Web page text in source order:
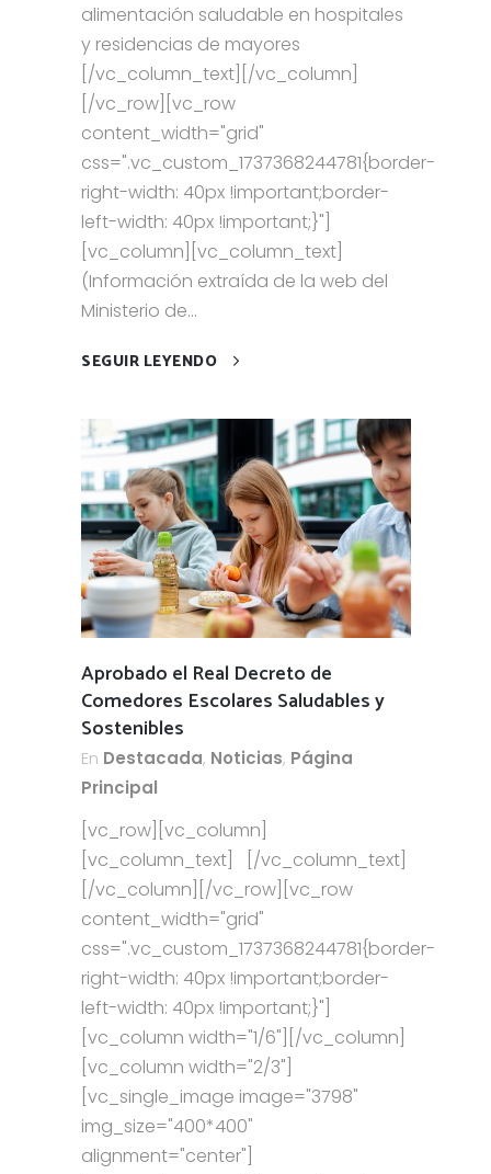
alimentación saludable en hospitales
y residencias de mayores
[/vc_column_text][/vc_column]
[/vc_row][vc_row
content_width="grid"
css=".vc_custom_1737368244781{border-
right-width: 40px !important;border-
left-width: 40px !important;}"]
[vc_column][vc_column_text]
(Información extraída de la web del
Ministerio de...
SEGUIR LEYENDO
Aprobado el Real Decreto de
Comedores Escolares Saludables y
Sostenibles
En Destacada, Noticias, Página
Principal
[vc_row][vc_column]
[vc_column_text] [/vc_column_text]
[/vc_column][/vc_row][vc_row
content_width="grid"
css=".vc_custom_1737368244781{border-
right-width: 40px !important;border-
left-width: 40px !important;}"]
[vc_column width="1/6"][/vc_column]
[vc_column width="2/3"]
[vc_single_image image="3798"
img_size="400*400"
alignment="center"]